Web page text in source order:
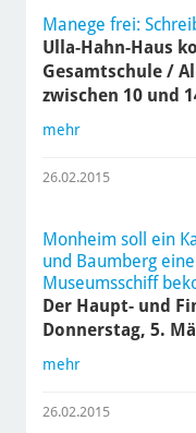
Manege frei:
Ulla-Hahn-Haus
Gesamtschule /
zwischen 10 und
mehr
26.02.2015
Monheim soll ein
und Baumberg
Museumsschiff
Der Haupt- und
Donnerstag, 5.
mehr
26.02.2015